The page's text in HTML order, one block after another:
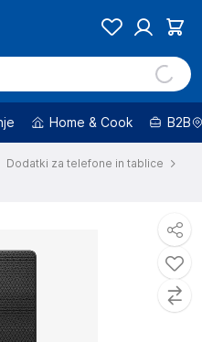
Home & Cook B2B
Dodatki za telefone in tablice